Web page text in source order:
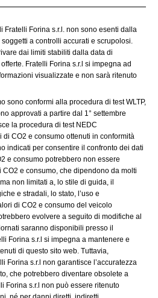
Fratelli Forina s.r.l. non sono esenti dalla
a controlli accurati e scrupolosi.
dai limiti stabiliti dalla data di
Fratelli Forina s.r.l si impegna ad
visualizzate e non sarà ritenuto
sono conformi alla procedura di test WLTP,
approvati a partire dal 1° settembre
la procedura di test NEDC
CO2 e consumo ottenuti in conformità
indicati per consentire il confronto dei dati
e consumo potrebbero non essere
e consumo, che dipendono da molti
non limitati a, lo stile di guida, il
e stradali, lo stato, l’uso e
di CO2 e consumo del veicolo
evolvere a seguito di modifiche al
saranno disponibili presso il
Forina s.r.l si impegna a mantenere e
di questo sito web. Tuttavia,
Forina s.r.l non garantisce l’accuratezza
che potrebbero diventare obsolete a
Forina s.r.l non può essere ritenuto